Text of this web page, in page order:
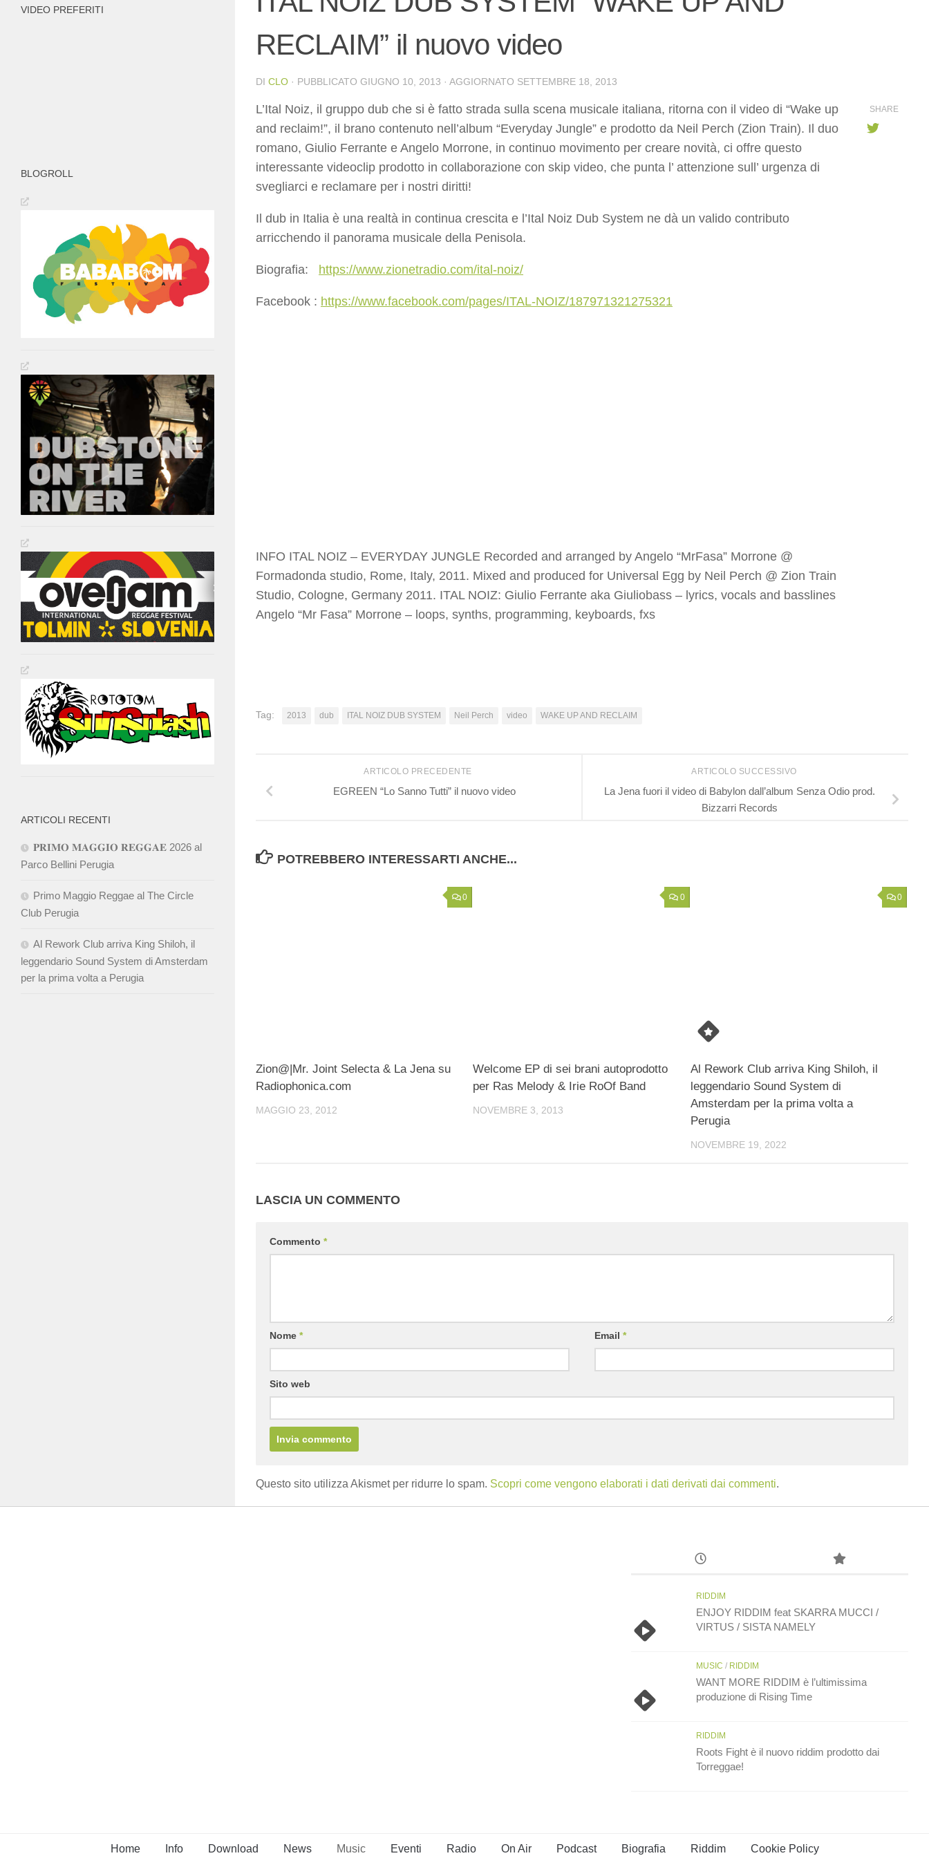
RECLAIM” il nuovo video
DI CLO · PUBBLICATO GIUGNO 10, 2013 · AGGIORNATO SETTEMBRE 18, 2013
L’Ital Noiz, il gruppo dub che si è fatto strada sulla scena musicale italiana, ritorna con il video di “Wake up
and reclaim!”, il brano contenuto nell’album “Everyday Jungle” e prodotto da Neil Perch (Zion Train). Il duo
romano, Giulio Ferrante e Angelo Morrone, in continuo movimento per creare novità, ci offre questo
interessante videoclip prodotto in collaborazione con skip video, che punta l’ attenzione sull’ urgenza di
svegliarci e reclamare per i nostri diritti!
Il dub in Italia è una realtà in continua crescita e l’Ital Noiz Dub System ne dà un valido contributo
arricchendo il panorama musicale della Penisola.
Biografia: https://www.zionetradio.com/ital-noiz/
Facebook : https://www.facebook.com/pages/ITAL-NOIZ/187971321275321
INFO ITAL NOIZ – EVERYDAY JUNGLE Recorded and arranged by Angelo “MrFasa” Morrone @
Formadonda studio, Rome, Italy, 2011. Mixed and produced for Universal Egg by Neil Perch @ Zion Train
Studio, Cologne, Germany 2011. ITAL NOIZ: Giulio Ferrante aka Giuliobass – lyrics, vocals and basslines
Angelo “Mr Fasa” Morrone – loops, synths, programming, keyboards, fxs
SHARE
Tag: 2013 dub ITAL NOIZ DUB SYSTEM Neil Perch video WAKE UP AND RECLAIM
ARTICOLO SUCCESSIVO
La Jena fuori il video di Babylon dall’album Senza Odio prod.
Bizzarri Records
ARTICOLO PRECEDENTE
EGREEN “Lo Sanno Tutti” il nuovo video
POTREBBERO INTERESSARTI ANCHE...
0
Zion@|Mr. Joint Selecta & La Jena su
Radiophonica.com
MAGGIO 23, 2012
0
Welcome EP di sei brani autoprodotto
per Ras Melody & Irie RoOf Band
NOVEMBRE 3, 2013
0
Al Rework Club arriva King Shiloh, il
leggendario Sound System di
Amsterdam per la prima volta a
Perugia
NOVEMBRE 19, 2022
LASCIA UN COMMENTO
Commento *
Nome * Email*
Sito web
Questo sito utilizza Akismet per ridurre lo spam. Scopri come vengono elaborati i dati derivati dai commenti.
VIDEO PREFERITI
BLOGROLL
ARTICOLI RECENTI
𝐏𝐑𝐈𝐌𝐎 𝐌𝐀𝐆𝐆𝐈𝐎 𝐑𝐄𝐆𝐆𝐀𝐄 2026 al
Parco Bellini Perugia
Primo Maggio Reggae al The Circle
Club Perugia
Al Rework Club arriva King Shiloh, il
leggendario Sound System di Amsterdam
per la prima volta a Perugia
RIDDIM
ENJOY RIDDIM feat SKARRA MUCCI /
VIRTUS / SISTA NAMELY
MUSIC / RIDDIM
WANT MORE RIDDIM è l’ultimissima
produzione di Rising Time
RIDDIM
Roots Fight è il nuovo riddim prodotto dai
Torreggae!
Home Info Download News Music Eventi Radio On Air Podcast Biografia Riddim Cookie Policy